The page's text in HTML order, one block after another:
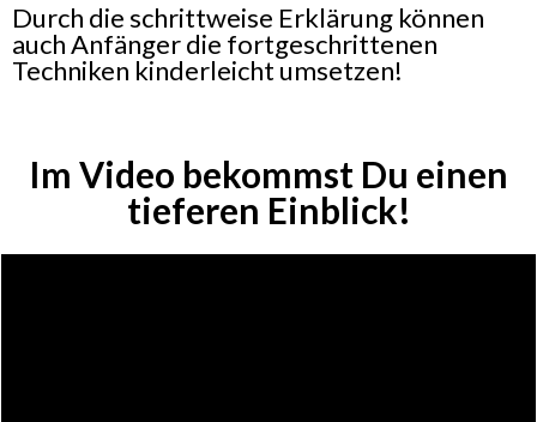
Durch die schrittweise Erklärung können
auch Anfänger die fortgeschrittenen
Techniken kinderleicht umsetzen!
Im Video bekommst Du einen
tieferen Einblick!